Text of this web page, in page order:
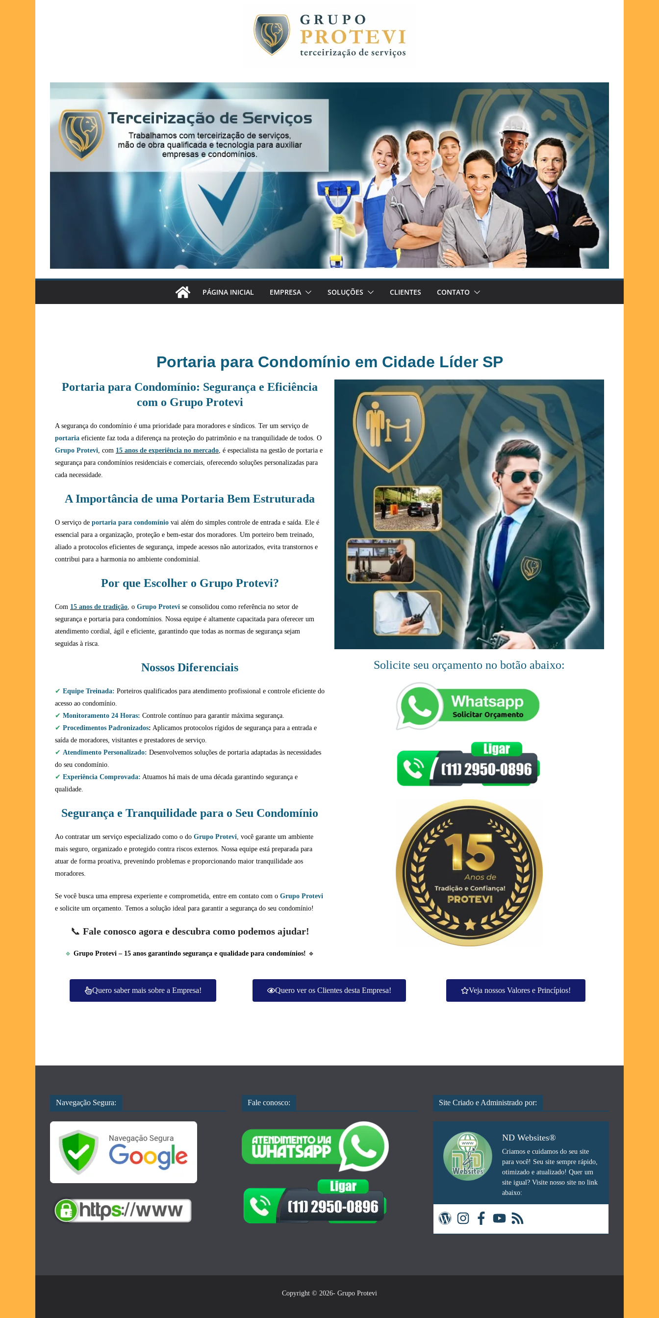
PÁGINA INICIAL EMPRESA SOLUÇÕES CLIENTES CONTATO
Portaria para Condomínio em Cidade Líder SP
Portaria para Condomínio: Segurança e Eficiência
com o Grupo Protevi
A segurança do condomínio é uma prioridade para moradores e síndicos. Ter um serviço de
portaria eficiente faz toda a diferença na proteção do patrimônio e na tranquilidade de todos. O
Grupo Protevi, com 15 anos de experiência no mercado, é especialista na gestão de portaria e
segurança para condomínios residenciais e comerciais, oferecendo soluções personalizadas para
cada necessidade.
A Importância de uma Portaria Bem Estruturada
O serviço de portaria para condomínio vai além do simples controle de entrada e saída. Ele é
essencial para a organização, proteção e bem-estar dos moradores. Um porteiro bem treinado,
aliado a protocolos eficientes de segurança, impede acessos não autorizados, evita transtornos e
contribui para a harmonia no ambiente condominial.
Por que Escolher o Grupo Protevi?
Com 15 anos de tradição, o Grupo Protevi se consolidou como referência no setor de
segurança e portaria para condomínios. Nossa equipe é altamente capacitada para oferecer um
atendimento cordial, ágil e eficiente, garantindo que todas as normas de segurança sejam
seguidas à risca.
Nossos Diferenciais
✔ Equipe Treinada: Porteiros qualificados para atendimento profissional e controle eficiente do
acesso ao condomínio.
✔ Monitoramento 24 Horas: Controle contínuo para garantir máxima segurança.
✔ Procedimentos Padronizados: Aplicamos protocolos rígidos de segurança para a entrada e
saída de moradores, visitantes e prestadores de serviço.
✔ Atendimento Personalizado: Desenvolvemos soluções de portaria adaptadas às necessidades
do seu condomínio.
✔ Experiência Comprovada: Atuamos há mais de uma década garantindo segurança e
qualidade.
Segurança e Tranquilidade para o Seu Condomínio
Ao contratar um serviço especializado como o do Grupo Protevi, você garante um ambiente
mais seguro, organizado e protegido contra riscos externos. Nossa equipe está preparada para
atuar de forma proativa, prevenindo problemas e proporcionando maior tranquilidade aos
moradores.
Se você busca uma empresa experiente e comprometida, entre em contato com o Grupo Protevi
e solicite um orçamento. Temos a solução ideal para garantir a segurança do seu condomínio!
📞 Fale conosco agora e descubra como podemos ajudar!
🔹 Grupo Protevi – 15 anos garantindo segurança e qualidade para condomínios! 🔹
Solicite seu orçamento no botão abaixo:
Quero saber mais sobre a Empresa! Quero ver os Clientes desta Empresa! Veja nossos Valores e Princípios!
Navegação Segura: Fale conosco: Site Criado e Administrado por:
ND Websites®
Criamos e cuidamos do seu site
para você! Seu site sempre rápido,
otimizado e atualizado! Quer um
site igual? Visite nosso site no link
abaixo:
Copyright © 2026- Grupo Protevi